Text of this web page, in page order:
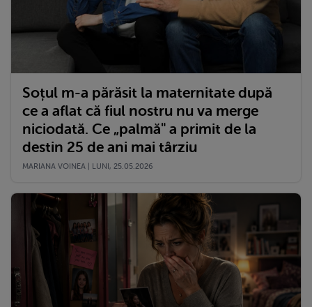
Soțul m-a părăsit la maternitate după
ce a aflat că fiul nostru nu va merge
niciodată. Ce „palmă" a primit de la
destin 25 de ani mai târziu
MARIANA VOINEA | LUNI, 25.05.2026